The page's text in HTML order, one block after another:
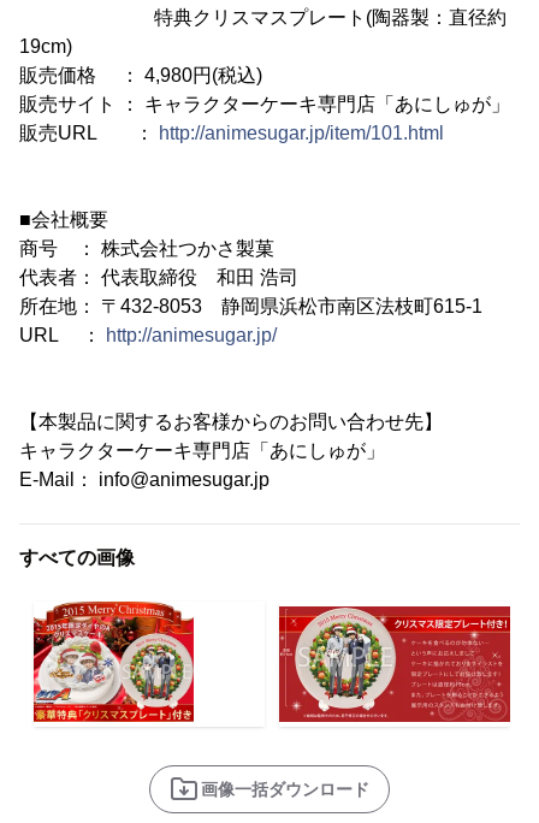
特典クリスマスプレート(陶器製：直径約
19cm)
販売価格 ： 4,980円(税込)
販売サイト ： キャラクターケーキ専門店「あにしゅが」
販売URL ：
http://animesugar.jp/item/101.html
■会社概要
商号 ： 株式会社つかさ製菓
代表者： 代表取締役 和田 浩司
所在地： 〒432-8053 静岡県浜松市南区法枝町615-1
URL ：
http://animesugar.jp/
【本製品に関するお客様からのお問い合わせ先】
キャラクターケーキ専門店「あにしゅが」
E-Mail： info@animesugar.jp
すべての画像
画像一括ダウンロード